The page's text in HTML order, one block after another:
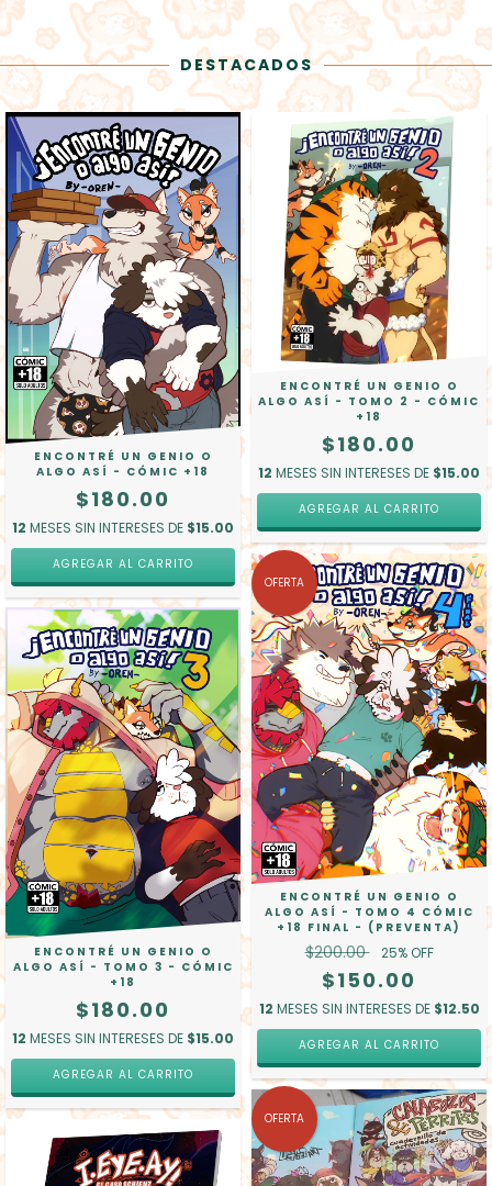
DESTACADOS
ENCONTRÉ UN GENIO O
ALGO ASÍ - CÓMIC +18
$180.00
12 MESES SIN INTERESES DE $15.00
ENCONTRÉ UN GENIO O
ALGO ASÍ - TOMO 2 - CÓMIC
+18
$180.00
12 MESES SIN INTERESES DE $15.00
ENCONTRÉ UN GENIO O
ALGO ASÍ - TOMO 3 - CÓMIC
+18
$180.00
12 MESES SIN INTERESES DE $15.00
OFERTA
ENCONTRÉ UN GENIO O
ALGO ASÍ - TOMO 4 CÓMIC
+18 FINAL - (PREVENTA)
$200.00 25% OFF
$150.00
12 MESES SIN INTERESES DE $12.50
AGREGAR AL CARRITO
OFERTA